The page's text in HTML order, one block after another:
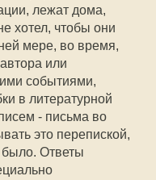
лежат дома,
хотел, чтобы они
мере, во время,
или
событиями,
в литературной
- письма во
это перепиской,
было. Ответы